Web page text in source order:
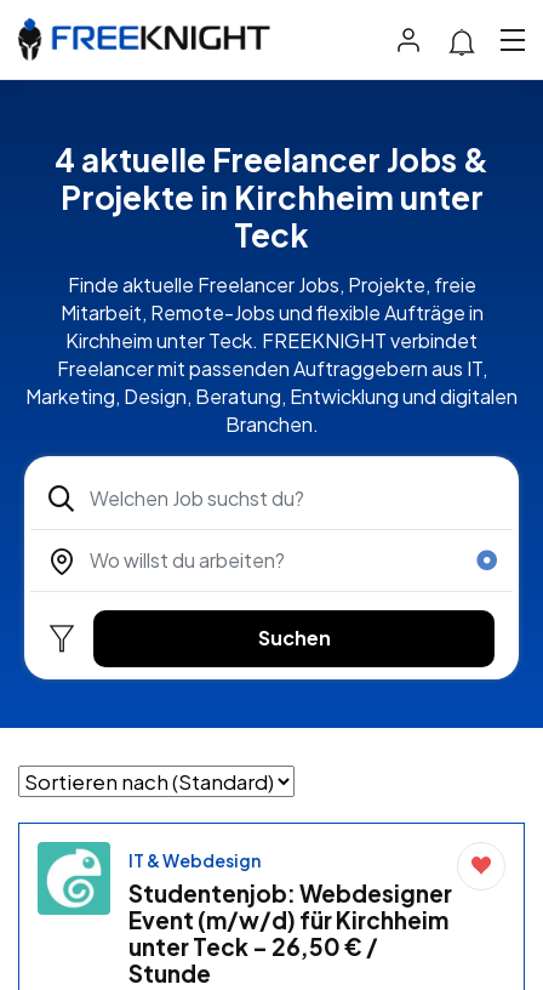
4 aktuelle Freelancer Jobs &
Projekte in Kirchheim unter
Teck
Finde aktuelle Freelancer Jobs, Projekte, freie
Mitarbeit, Remote-Jobs und flexible Aufträge in
Kirchheim unter Teck. FREEKNIGHT verbindet
Freelancer mit passenden Auftraggebern aus IT,
Marketing, Design, Beratung, Entwicklung und digitalen
Branchen.
Suchen
IT & Webdesign
Studentenjob: Webdesigner
Event (m/w/d) für Kirchheim
unter Teck – 26,50 € /
Stunde